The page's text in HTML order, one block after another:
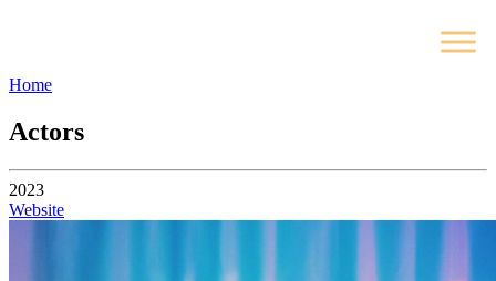
Home
Actors
2023
Website